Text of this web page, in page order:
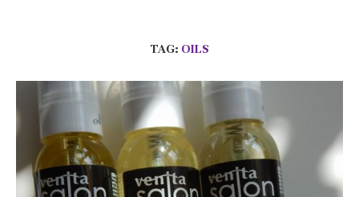
TAG: OILS